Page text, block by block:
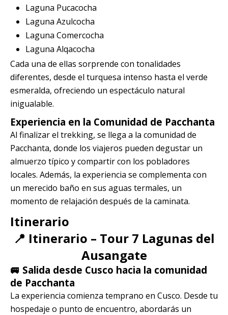
Laguna Pucacocha
Laguna Azulcocha
Laguna Comercocha
Laguna Alqacocha
Cada una de ellas sorprende con tonalidades
diferentes, desde el turquesa intenso hasta el verde
esmeralda, ofreciendo un espectáculo natural
inigualable.
Experiencia en la Comunidad de Pacchanta
Al finalizar el trekking, se llega a la comunidad de
Pacchanta, donde los viajeros pueden degustar un
almuerzo típico y compartir con los pobladores
locales. Además, la experiencia se complementa con
un merecido baño en sus aguas termales, un
momento de relajación después de la caminata.
Itinerario
📍 Itinerario – Tour 7 Lagunas del
Ausangate
🚐 Salida desde Cusco hacia la comunidad
de Pacchanta
La experiencia comienza temprano en Cusco. Desde tu
hospedaje o punto de encuentro, abordarás un